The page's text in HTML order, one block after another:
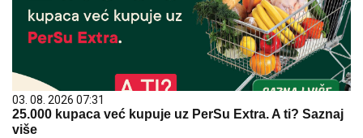
03. 08. 2026 07:31
25.000 kupaca već kupuje uz PerSu Extra. A ti? Saznaj
više